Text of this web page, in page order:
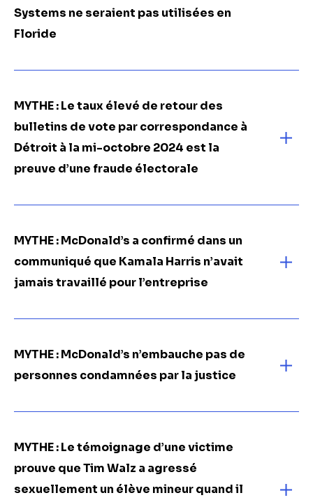
Systems ne seraient pas utilisées en
Floride
MYTHE : Le taux élevé de retour des
bulletins de vote par correspondance à
Détroit à la mi-octobre 2024 est la
preuve d’une fraude électorale
MYTHE : McDonald’s a confirmé dans un
communiqué que Kamala Harris n’avait
jamais travaillé pour l’entreprise
MYTHE : McDonald’s n’embauche pas de
personnes condamnées par la justice
MYTHE : Le témoignage d’une victime
prouve que Tim Walz a agressé
sexuellement un élève mineur quand il